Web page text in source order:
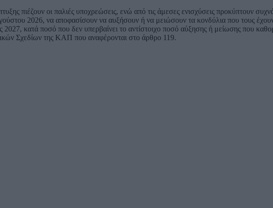
πιέζουν οι παλιές υποχρεώσεις, ενώ από τις άμεσες ενισχύσεις προκύπτουν
2026, να αποφασίσουν να αυξήσουν ή να μειώσουν τα κονδύλια που τους έχουν
κατά ποσό που δεν υπερβαίνει το αντίστοιχο ποσό αύξησης ή μείωσης που
Σχεδίων της ΚΑΠ που αναφέρονται στο άρθρο 119.